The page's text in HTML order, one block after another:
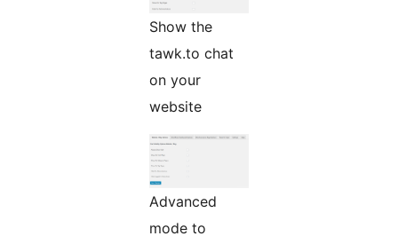
Show the
tawk.to chat
on your
website
Advanced
mode to